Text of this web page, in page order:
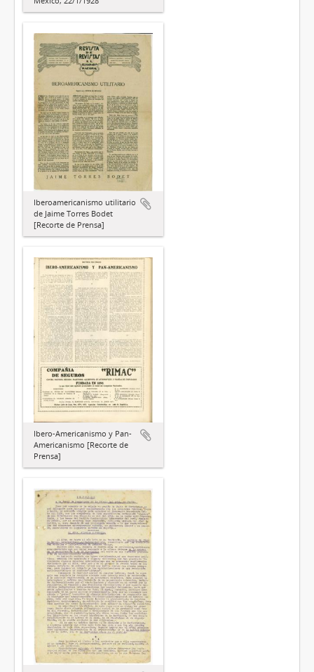
Iberoamericanismo utilitario
de Jaime Torres Bodet
[Recorte de Prensa]
Ibero-Americanismo y Pan-
Americanismo [Recorte de
Prensa]